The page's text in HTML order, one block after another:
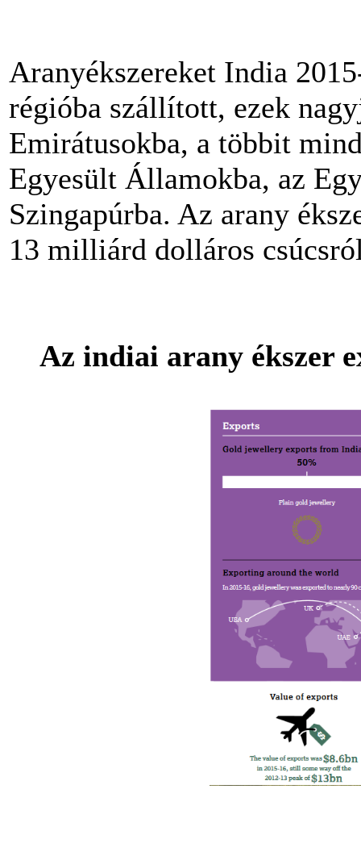
Aranyékszereket India
régióba szállított, ezek
Emirátusokba, a többit
Egyesült Államokba, az
Szingapúrba. Az arany
13 milliárd dolláros
Az indiai arany ékszer